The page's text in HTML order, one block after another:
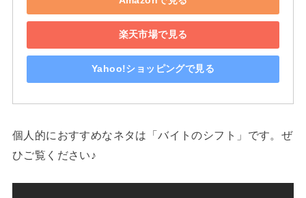
楽天市場で見る
Yahoo!ショッピングで見る
個人的におすすめなネタは「バイトのシフト」です。ぜ
ひご覧ください♪